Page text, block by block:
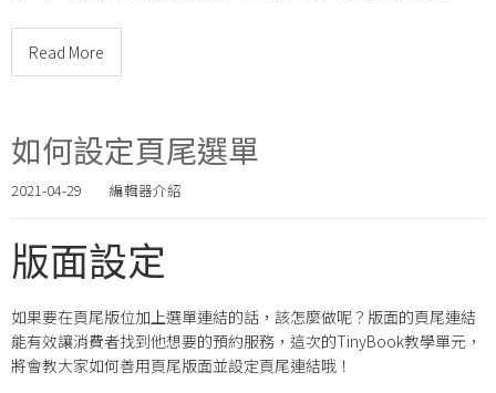
Read More
如何設定頁尾選單
2021-04-29 編輯器介紹
版面設定
如果要在頁尾版位加上選單連結的話，該怎麼做呢？版面的頁尾連結
能有效讓消費者找到他想要的預約服務，這次的TinyBook教學單元，
將會教大家如何善用頁尾版面並設定頁尾連結哦！